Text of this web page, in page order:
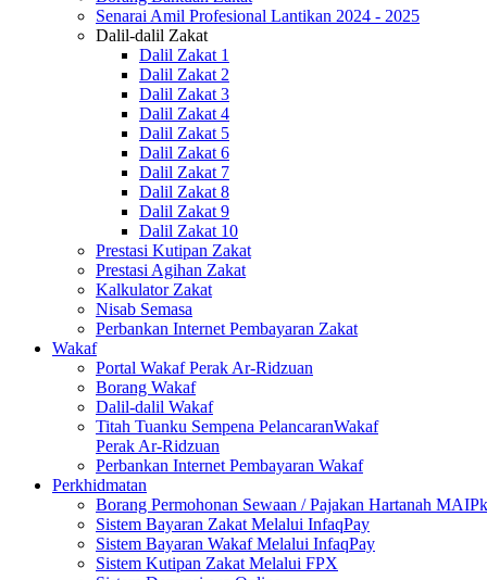
Senarai Amil Profesional Lantikan 2024 - 2025
Dalil-dalil Zakat
Dalil Zakat 1
Dalil Zakat 2
Dalil Zakat 3
Dalil Zakat 4
Dalil Zakat 5
Dalil Zakat 6
Dalil Zakat 7
Dalil Zakat 8
Dalil Zakat 9
Dalil Zakat 10
Prestasi Kutipan Zakat
Prestasi Agihan Zakat
Kalkulator Zakat
Nisab Semasa
Perbankan Internet Pembayaran Zakat
Wakaf
Portal Wakaf Perak Ar-Ridzuan
Borang Wakaf
Dalil-dalil Wakaf
Titah Tuanku Sempena PelancaranWakaf
Perak Ar-Ridzuan
Perbankan Internet Pembayaran Wakaf
Perkhidmatan
Borang Permohonan Sewaan / Pajakan Hartanah MAIPk
Sistem Bayaran Zakat Melalui InfaqPay
Sistem Bayaran Wakaf Melalui InfaqPay
Sistem Kutipan Zakat Melalui FPX